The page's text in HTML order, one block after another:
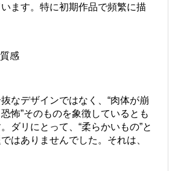
ます。特に初期作品で頻繁に描
感
なデザインではなく、“肉体が崩
怖”そのものを象徴しているとも
ダリにとって、“柔らかいもの”と
はありませんでした。それは、